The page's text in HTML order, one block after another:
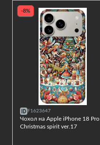
-8%
F1623647
Чохол на Apple iPhone 18 Pro
Christmas spirit ver.17